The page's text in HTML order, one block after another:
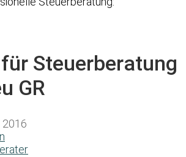
Steuerberatung
GR
2016